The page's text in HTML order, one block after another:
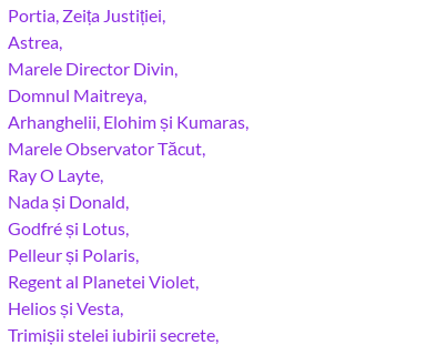
Portia, Zeița Justiției,
Astrea,
Marele Director Divin,
Domnul Maitreya,
Arhanghelii, Elohim și Kumaras,
Marele Observator Tăcut,
Ray O Layte,
Nada și Donald,
Godfré și Lotus,
Pelleur și Polaris,
Regent al Planetei Violet,
Helios și Vesta,
Trimișii stelei iubirii secrete,